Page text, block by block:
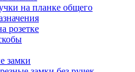
на планке общего
розетке
замки